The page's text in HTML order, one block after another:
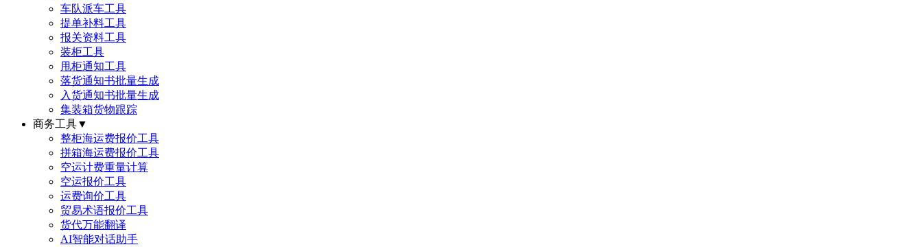
车队派车工具
提单补料工具
报关资料工具
装柜工具
甩柜通知工具
落货通知书批量生成
入货通知书批量生成
集装箱货物跟踪
商务工具▼
整柜海运费报价工具
拼箱海运费报价工具
空运计费重量计算
空运报价工具
运费询价工具
贸易术语报价工具
货代万能翻译
AI智能对话助手